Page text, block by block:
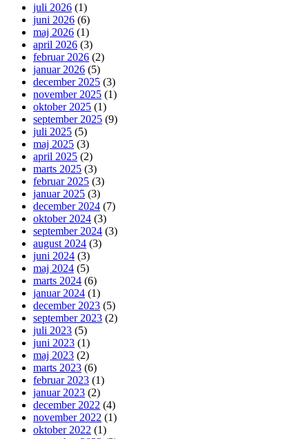
juli 2026 (1)
juni 2026 (6)
maj 2026 (1)
april 2026 (3)
februar 2026 (2)
januar 2026 (5)
december 2025 (3)
november 2025 (1)
oktober 2025 (1)
september 2025 (9)
juli 2025 (5)
maj 2025 (3)
april 2025 (2)
marts 2025 (3)
februar 2025 (3)
januar 2025 (3)
december 2024 (7)
oktober 2024 (3)
september 2024 (3)
august 2024 (3)
juni 2024 (3)
maj 2024 (5)
marts 2024 (6)
januar 2024 (1)
december 2023 (5)
september 2023 (2)
juli 2023 (5)
juni 2023 (1)
maj 2023 (2)
marts 2023 (6)
februar 2023 (1)
januar 2023 (2)
december 2022 (4)
november 2022 (1)
oktober 2022 (1)